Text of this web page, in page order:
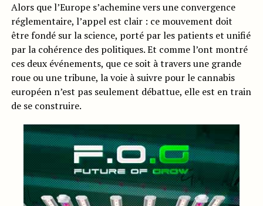
Alors que l’Europe s’achemine vers une convergence
réglementaire, l’appel est clair : ce mouvement doit
être fondé sur la science, porté par les patients et unifié
par la cohérence des politiques. Et comme l’ont montré
ces deux événements, que ce soit à travers une grande
roue ou une tribune, la voie à suivre pour le cannabis
européen n’est pas seulement débattue, elle est en train
de se construire.